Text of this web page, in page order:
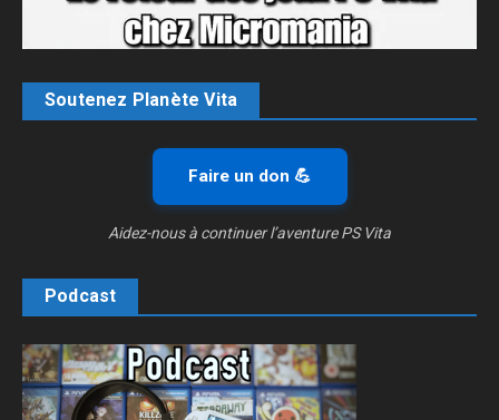
Soutenez Planète Vita
Faire un don 💪
Aidez-nous à continuer l’aventure PS Vita
Podcast